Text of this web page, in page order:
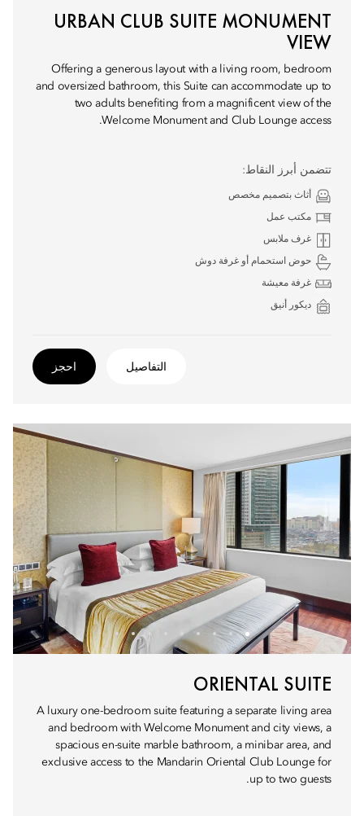
URBAN CLUB SUITE MONUMENT
VIEW
Offering a generous layout with a living room, bedroom
and oversized bathroom, this Suite can accommodate up to
two adults benefiting from a magnificent view of the
Welcome Monument and Club Lounge access.
تتضمن أبرز النقاط:
أثاث بتصميم مخصص
مكتب عمل
غرف ملابس
حوض استحمام أو غرفة دوش
غرفة معيشة
ديكور أنيق
التفاصيل احجز
ORIENTAL SUITE
A luxury one-bedroom suite featuring a separate living area
and bedroom with Welcome Monument and city views, a
spacious en-suite marble bathroom, a minibar area, and
exclusive access to the Mandarin Oriental Club Lounge for
up to two guests.